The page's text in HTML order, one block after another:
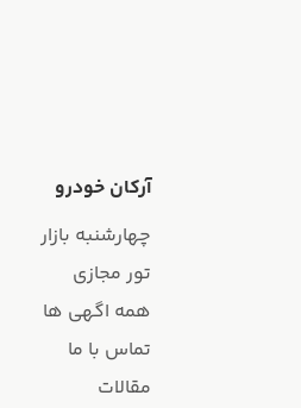
آرکان خودرو
چهارشنبه بازار
تور مجازی
همه اگهی ها
تماس با ما
مقالات